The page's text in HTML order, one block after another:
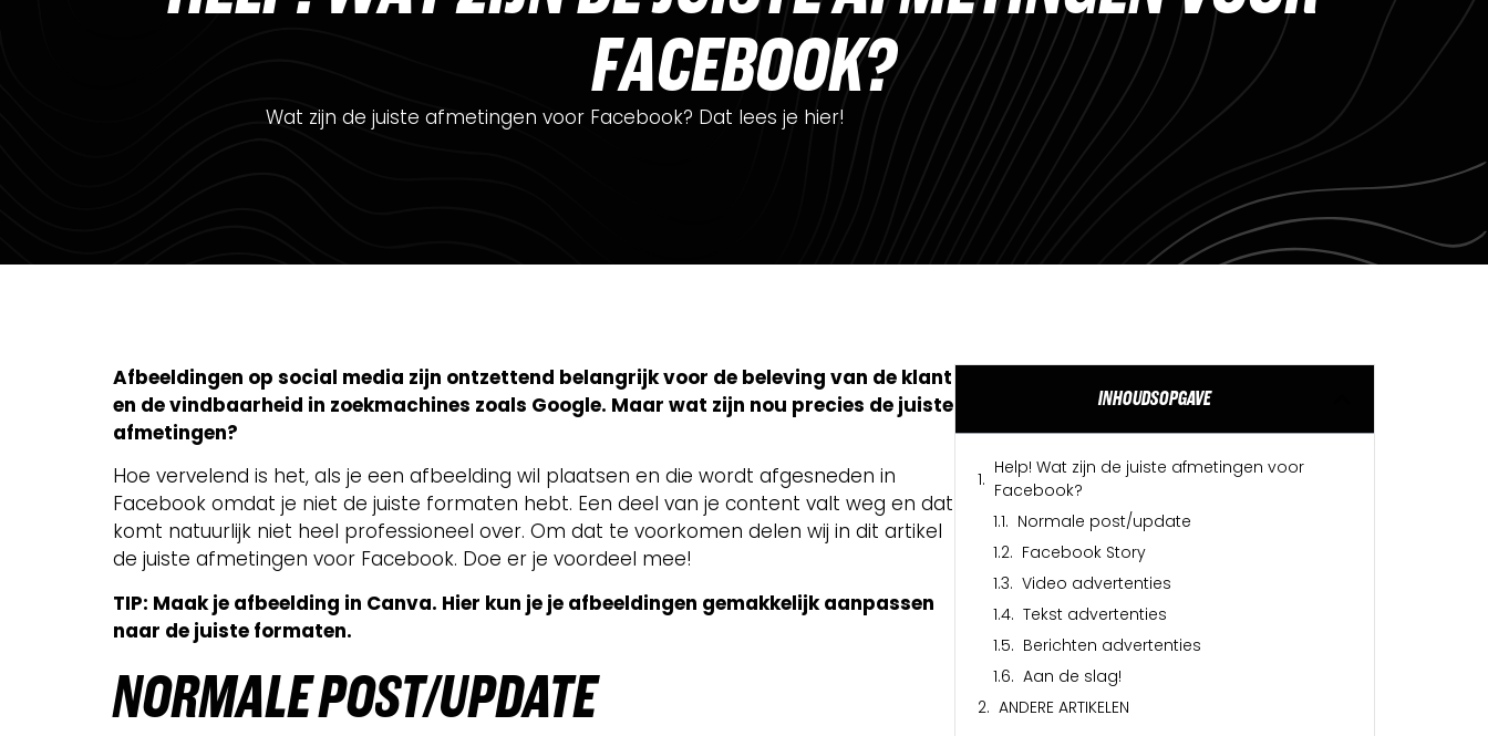
FACEBOOK?
Wat zijn de juiste afmetingen voor Facebook? Dat lees je hier!
Afbeeldingen op social media zijn ontzettend belangrijk voor de beleving van de klant
en de vindbaarheid in zoekmachines zoals Google. Maar wat zijn nou precies de juiste
afmetingen?
Hoe vervelend is het, als je een afbeelding wil plaatsen en die wordt afgesneden in
Facebook omdat je niet de juiste formaten hebt. Een deel van je content valt weg en dat
komt natuurlijk niet heel professioneel over. Om dat te voorkomen delen wij in dit artikel
de juiste afmetingen voor Facebook. Doe er je voordeel mee!
TIP: Maak je afbeelding in Canva. Hier kun je je afbeeldingen gemakkelijk aanpassen
naar de juiste formaten.
NORMALE POST/UPDATE
INHOUDSOPGAVE
Help! Wat zijn de juiste afmetingen voor
Facebook?
Normale post/update
Facebook Story
Video advertenties
Tekst advertenties
Berichten advertenties
Aan de slag!
ANDERE ARTIKELEN